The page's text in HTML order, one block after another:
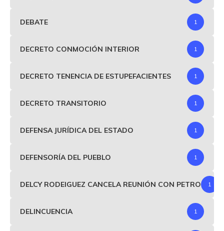
DEBATE 1
DECRETO CONMOCIÓN INTERIOR 1
DECRETO TENENCIA DE ESTUPEFACIENTES 1
DECRETO TRANSITORIO 1
DEFENSA JURÍDICA DEL ESTADO 1
DEFENSORÍA DEL PUEBLO 1
DELCY RODEIGUEZ CANCELA REUNIÓN CON PETRO 1
DELINCUENCIA 1